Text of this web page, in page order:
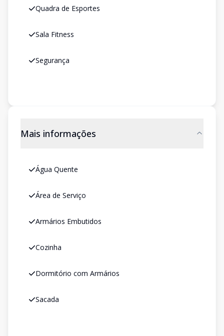
Quadra de Esportes
Sala Fitness
Segurança
Mais informações
Água Quente
Área de Serviço
Armários Embutidos
Cozinha
Dormitório com Armários
Sacada